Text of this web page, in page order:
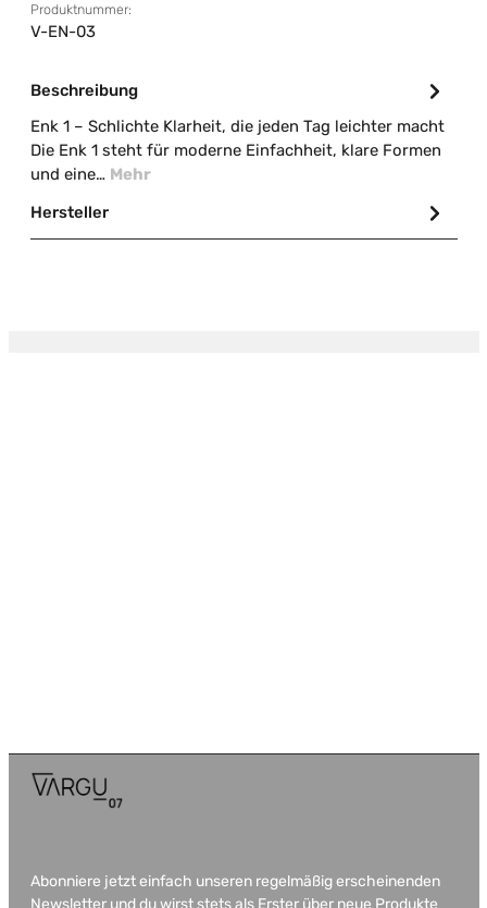
Produktnummer:
V-EN-03
Beschreibung
Enk 1 – Schlichte Klarheit, die jeden Tag leichter macht
Die Enk 1 steht für moderne Einfachheit, klare Formen
und eine… Mehr
Hersteller
Abonniere jetzt einfach unseren regelmäßig erscheinenden
Newsletter und du wirst stets als Erster über neue Produkte